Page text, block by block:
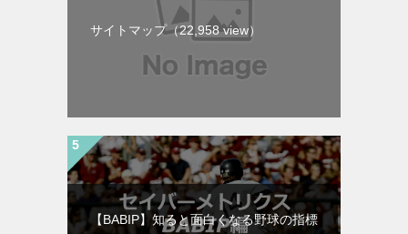
サイトマップ（22,958 view）
【BABIP】知ると面白くなる野球の指標